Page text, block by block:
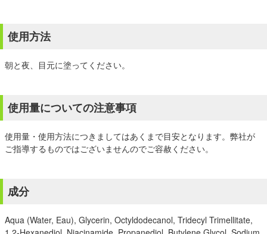
使用方法
朝と夜、目元に塗ってください。
使用量についての注意事項
使用量・使用方法につきましてはあくまで目安となります。弊社が
ご指導するものではございませんのでご容赦ください。
成分
Aqua (Water, Eau), Glycerin, Octyldodecanol, Tridecyl Trimellitate,